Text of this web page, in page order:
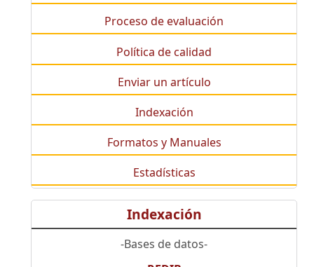
Proceso de evaluación
Política de calidad
Enviar un artículo
Indexación
Formatos y Manuales
Estadísticas
Indexación
-Bases de datos-